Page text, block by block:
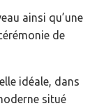
ainsi qu’une
de
idéale, dans
situé